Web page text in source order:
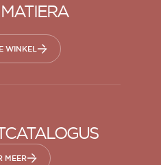
WINKEL
MEER